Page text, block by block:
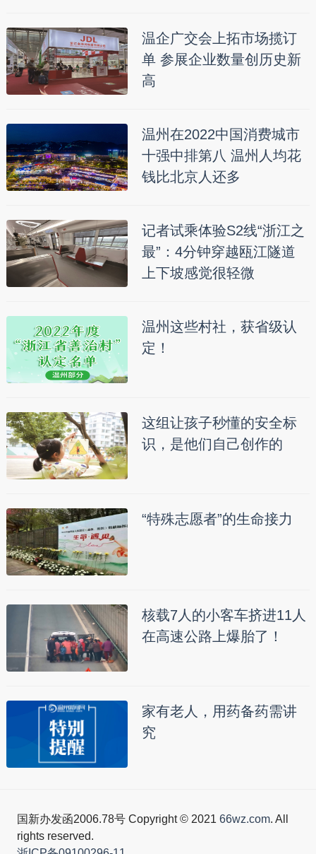
温企广交会上拓市场揽订
单 参展企业数量创历史新
高
温州在2022中国消费城市
十强中排第八 温州人均花
钱比北京人还多
记者试乘体验S2线“浙江之
最”：4分钟穿越瓯江隧道
上下坡感觉很轻微
温州这些村社，获省级认
定！
这组让孩子秒懂的安全标
识，是他们自己创作的
“特殊志愿者”的生命接力
核载7人的小客车挤进11人
在高速公路上爆胎了！
家有老人，用药备药需讲
究
国新办发函2006.78号 Copyright © 2021 66wz.com. All
rights reserved.